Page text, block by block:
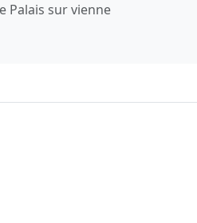
Palais sur vienne